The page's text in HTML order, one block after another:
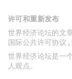
许可和重新发布
世界经济论坛的文
国际公共许可协议 ,
世界经济论坛是一
人观点。